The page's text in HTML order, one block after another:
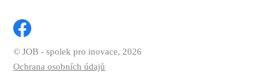
© JOB - spolek pro inovace, 2026
Ochrana osobních údajů